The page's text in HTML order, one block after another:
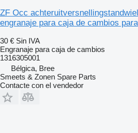
ZF Occ
engranaje para caja de cambios
30 € Sin IVA
Engranaje para caja de cambios
1316305001
Bélgica, Bree
Smeets & Zonen Spare Parts
Contacte con el vendedor